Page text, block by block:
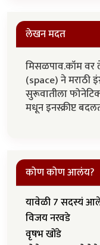
लेखन मदत
मिसळपाव.कॉम वर
(space) ने मराठी
सुरूवातीला
मधून इनस्क्रीप्ट
कोण कोण आलंय?
यावेळी 7 सदस्यं
विजय नरवडे
वृषभ खोंडे